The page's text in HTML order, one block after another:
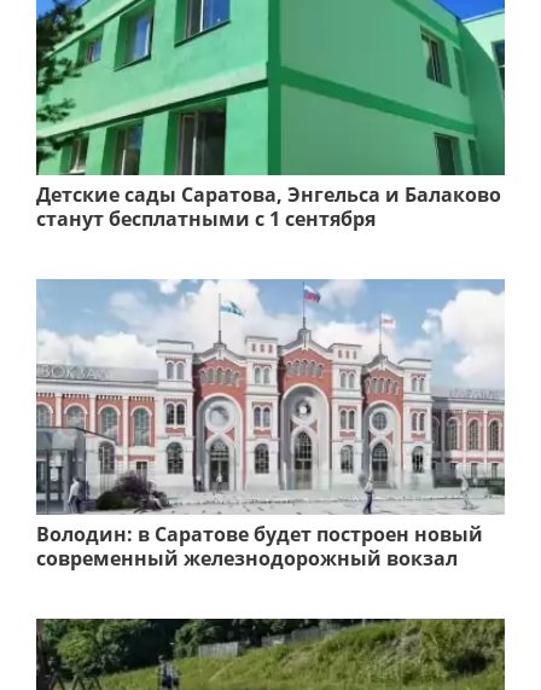
Детские сады Саратова, Энгельса и Балаково
станут бесплатными с 1 сентября
Володин: в Саратове будет построен новый
современный железнодорожный вокзал